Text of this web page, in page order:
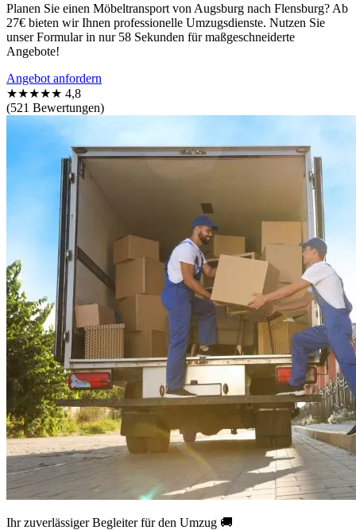
Planen Sie einen Möbeltransport von Augsburg nach Flensburg? Ab
27€ bieten wir Ihnen professionelle Umzugsdienste. Nutzen Sie
unser Formular in nur 58 Sekunden für maßgeschneiderte
Angebote!
Angebot anfordern
★★★★★ 4,8
(521 Bewertungen)
Ihr zuverlässiger Begleiter für den Umzug 🚚